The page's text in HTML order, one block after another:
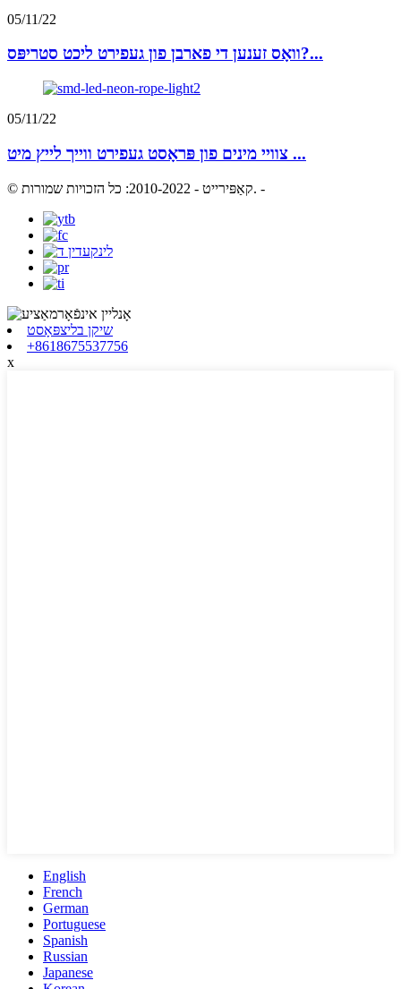
05/11/22
וואָס זענען די פארבן פון געפירט ליכט סטריפּס?...
05/11/22
צוויי מינים פון פּראָסט געפירט ווייך לייץ מיט ...
© קאַפּירייט - 2010-2022: כל הזכויות שמורות. -
שיקן בליצפּאָסט
+8618675537756
x
English
French
German
Portuguese
Spanish
Russian
Japanese